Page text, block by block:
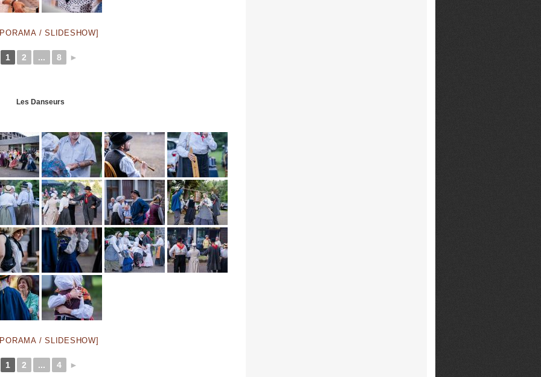
/ SLIDESHOW]
1 2 ... 8 ►
Les Danseurs
/ SLIDESHOW]
1 2 ... 4 ►